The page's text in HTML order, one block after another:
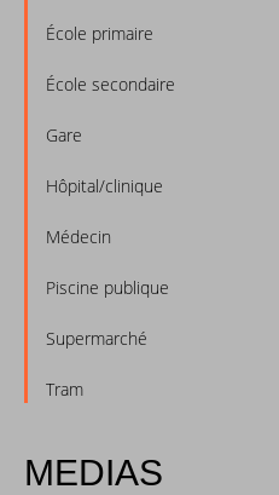
École primaire
École secondaire
Gare
Hôpital/clinique
Médecin
Piscine publique
Supermarché
Tram
MEDIAS